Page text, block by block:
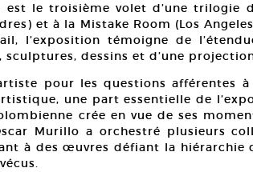
est le troisième volet d’une trilogie
et à la Mistake Room (Los
l’exposition témoigne de
dessins et d’une
pour les questions afférentes
une part essentielle de
crée en vue de ses
Murillo a orchestré plusieurs
à des œuvres défiant la hiérarchie